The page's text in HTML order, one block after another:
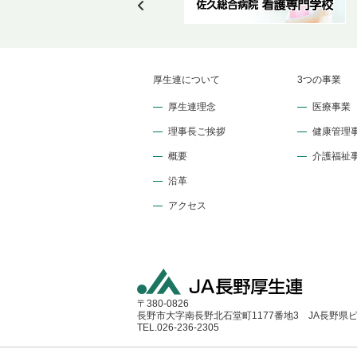
厚生連について
厚生連理念
理事長ご挨拶
概要
沿革
アクセス
3つの事業
医療事業
健康管理
介護福祉
〒380-0826
長野市大字南長野北石堂町1177番地3 JA長野県
TEL.026-236-2305